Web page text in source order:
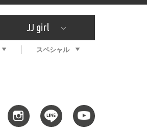
プチプラ プレゼント
What's NEW？ 特集
プレゼント
恋愛
JJ girl
特集 おしゃラン！
スペシャル